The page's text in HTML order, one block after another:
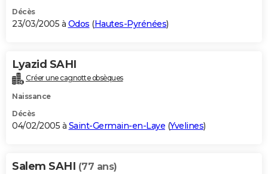
Décès
23/03/2005 à Odos (Hautes-Pyrénées)
Lyazid SAHI
Créer une cagnotte obsèques
Naissance
Décès
04/02/2005 à Saint-Germain-en-Laye (Yvelines)
Salem SAHI (77 ans)